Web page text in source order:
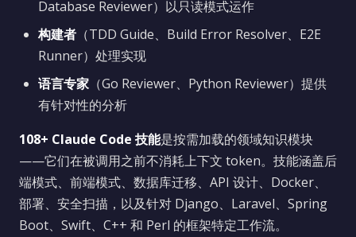
Database Reviewer）以只读模式运作
构建者 （TDD Guide、Build Error Resolver、E2E
Runner）处理实现
语言专家 （Go Reviewer、Python Reviewer）提供
有针对性的分析
108+ Claude Code 技能是按需加载的领域知识模块
——它们在被调用之前不消耗上下文 token。技能涵盖后
端模式、前端模式、数据库迁移、API 设计、Docker、
部署、安全扫描，以及针对 Django、Laravel、Spring
Boot、Swift、C++ 和 Perl 的框架特定工作流。